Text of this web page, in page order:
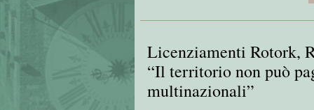
Licenziamenti Rotork,
“Il territorio non può
multinazionali”